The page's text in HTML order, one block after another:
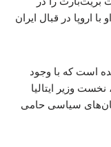
اروپا در قبال ایران
است که با وجود
وزیر ایتالیا
سیاسی حامی